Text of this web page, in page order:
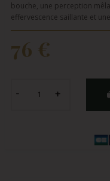
bouche, une perception
effervescence saillante et
76 €